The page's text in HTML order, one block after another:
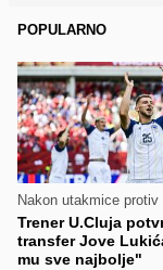
POPULARNO
Nakon utakmice
Trener U.Cluja
transfer Jove
mu sve najbolje"